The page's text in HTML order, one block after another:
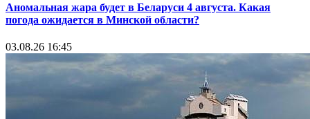
Аномальная жара будет в Беларуси 4 августа. Какая
погода ожидается в Минской области?
03.08.26 16:45